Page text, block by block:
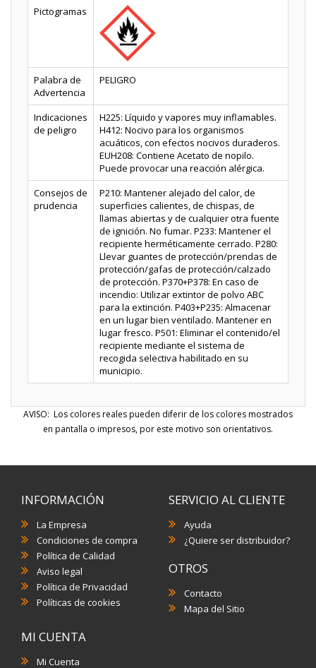
Pictogramas
Palabra de
Advertencia
PELIGRO
Indicaciones
de peligro
H225: Líquido y vapores muy inflamables.
H412: Nocivo para los organismos
acuáticos, con efectos nocivos duraderos.
EUH208: Contiene Acetato de nopilo.
Puede provocar una reacción alérgica.
Consejos de
prudencia
P210: Mantener alejado del calor, de
superficies calientes, de chispas, de
llamas abiertas y de cualquier otra fuente
de ignición. No fumar. P233: Mantener el
recipiente herméticamente cerrado. P280:
Llevar guantes de protección/prendas de
protección/gafas de protección/calzado
de protección. P370+P378: En caso de
incendio: Utilizar extintor de polvo ABC
para la extinción. P403+P235: Almacenar
en un lugar bien ventilado. Mantener en
lugar fresco. P501: Eliminar el contenido/el
recipiente mediante el sistema de
recogida selectiva habilitado en su
municipio.
AVISO: Los colores reales pueden diferir de los colores mostrados
en pantalla o impresos, por este motivo son orientativos.
INFORMACIÓN
La Empresa
Condiciones de compra
Política de Calidad
Aviso legal
Política de Privacidad
Políticas de cookies
SERVICIO AL CLIENTE
Ayuda
¿Quiere ser distribuidor?
OTROS
Contacto
Mapa del Sitio
MI CUENTA
Mi Cuenta